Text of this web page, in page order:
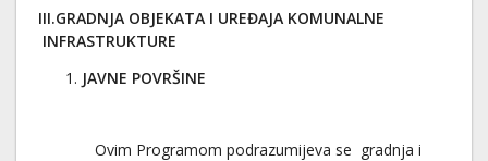
III.GRADNJA OBJEKATA I UREĐAJA KOMUNALNE
INFRASTRUKTURE
JAVNE POVRŠINE
Ovim Programom podrazumijeva se gradnja i